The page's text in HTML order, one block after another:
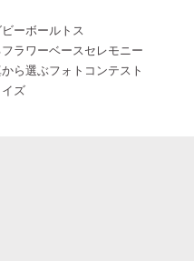
ーボールトス
ラワーベースセレモニー
ら選ぶフォトコンテスト
ズ